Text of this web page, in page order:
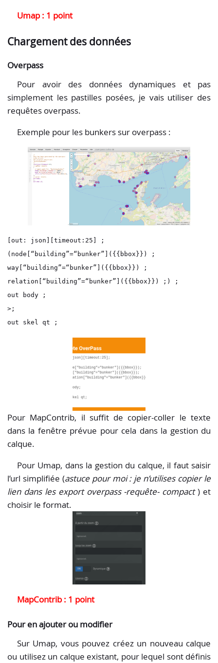
Umap : 1 point
Chargement des données
Overpass
Pour avoir des données dynamiques et pas
simplement les pastilles posées, je vais utiliser des
requêtes overpass.
Exemple pour les bunkers sur overpass :
[out: json][timeout:25] ;
(node[“building”=“bunker”]({{bbox}}) ;
way[“building”=“bunker”]({{bbox}}) ;
relation[“building”=“bunker”]({{bbox}}) ;) ;
out body ;
>;
out skel qt ;
Pour MapContrib, il suffit de copier-coller le texte
dans la fenêtre prévue pour cela dans la gestion du
calque.
Pour Umap, dans la gestion du calque, il faut saisir
l’url simplifiée (astuce pour moi : je n’utilises copier le
lien dans les export overpass -requête- compact) et
choisir le format.
MapContrib : 1 point
Pour en ajouter ou modifier
Sur Umap, vous pouvez créez un nouveau calque
ou utilisez un calque existant, pour lequel sont définis